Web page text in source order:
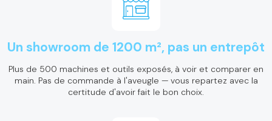
Un showroom de 1200 m², pas un entrepôt
Plus de 500 machines et outils exposés, à voir et comparer en
main. Pas de commande à l'aveugle — vous repartez avec la
certitude d'avoir fait le bon choix.